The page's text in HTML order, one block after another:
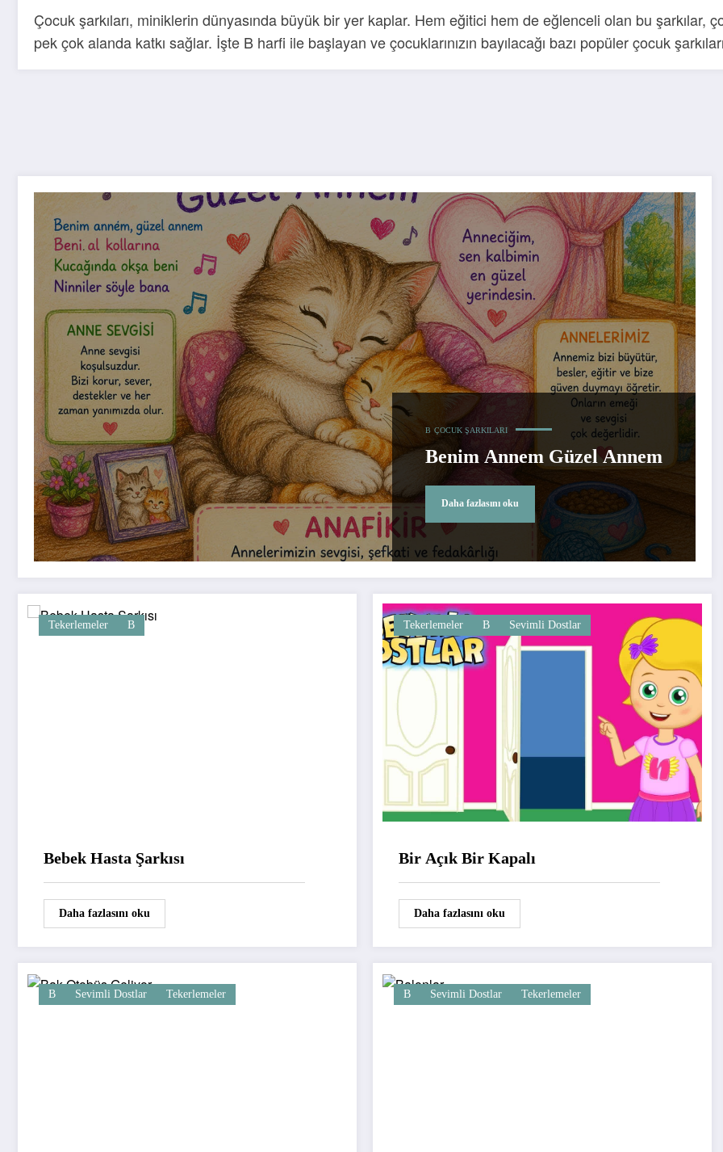
Çocuk şarkıları, miniklerin dünyasında büyük bir yer kaplar. Hem eğitici hem de eğlenceli olan bu şarkılar,
pek çok alanda katkı sağlar. İşte B harfi ile başlayan ve çocuklarınızın bayılacağı bazı popüler çocuk
B ÇOCUK ŞARKILARI
Benim Annem Güzel Annem
Daha fazlasını oku
Tekerlemeler B
Bebek Hasta Şarkısı
Daha fazlasını oku
Tekerlemeler B Sevimli Dostlar
Bir Açık Bir Kapalı
Daha fazlasını oku
B Sevimli Dostlar Tekerlemeler B Sevimli Dostlar Tekerlemeler